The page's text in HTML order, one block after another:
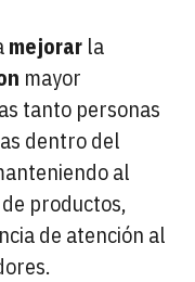
mejorar la
mayor
tanto personas
dentro del
al
productos,
de atención al